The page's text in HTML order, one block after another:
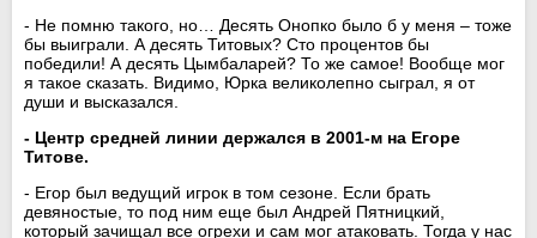
- Не помню такого, но… Десять Онопко было б у меня – тоже
бы выиграли. А десять Титовых? Сто процентов бы
победили! А десять Цымбаларей? То же самое! Вообще мог
я такое сказать. Видимо, Юрка великолепно сыграл, я от
души и высказался.
- Центр средней линии держался в 2001-м на Егоре
Титове.
- Егор был ведущий игрок в том сезоне. Если брать
девяностые, то под ним еще был Андрей Пятницкий,
который зачищал все огрехи и сам мог атаковать. Тогда у нас